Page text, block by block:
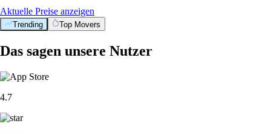
Aktuelle Preise anzeigen
Trending Top Movers
Das sagen unsere Nutzer
4.7